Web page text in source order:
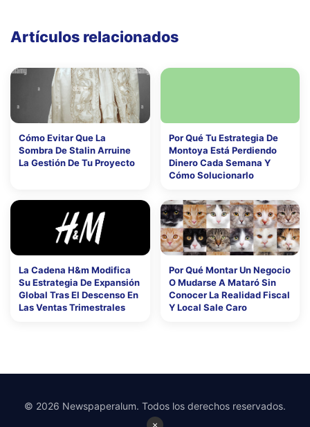
Artículos relacionados
Cómo Evitar Que La
Sombra De Stalin Arruine
La Gestión De Tu Proyecto
Por Qué Tu Estrategia De
Montoya Está Perdiendo
Dinero Cada Semana Y
Cómo Solucionarlo
La Cadena H&m Modifica
Su Estrategia De Expansión
Global Tras El Descenso En
Las Ventas Trimestrales
Por Qué Montar Un Negocio
O Mudarse A Mataró Sin
Conocer La Realidad Fiscal
Y Local Sale Caro
© 2026 Newspaperalum. Todos los derechos reservados.